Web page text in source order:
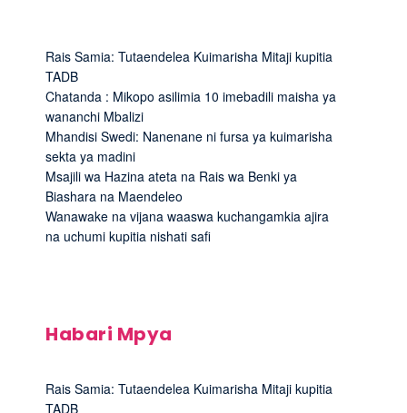
Rais Samia: Tutaendelea Kuimarisha Mitaji kupitia
TADB
Chatanda : Mikopo asilimia 10 imebadili maisha ya
wananchi Mbalizi
Mhandisi Swedi: Nanenane ni fursa ya kuimarisha
sekta ya madini
Msajili wa Hazina ateta na Rais wa Benki ya
Biashara na Maendeleo
Wanawake na vijana waaswa kuchangamkia ajira
na uchumi kupitia nishati safi
Habari Mpya
Rais Samia: Tutaendelea Kuimarisha Mitaji kupitia
TADB